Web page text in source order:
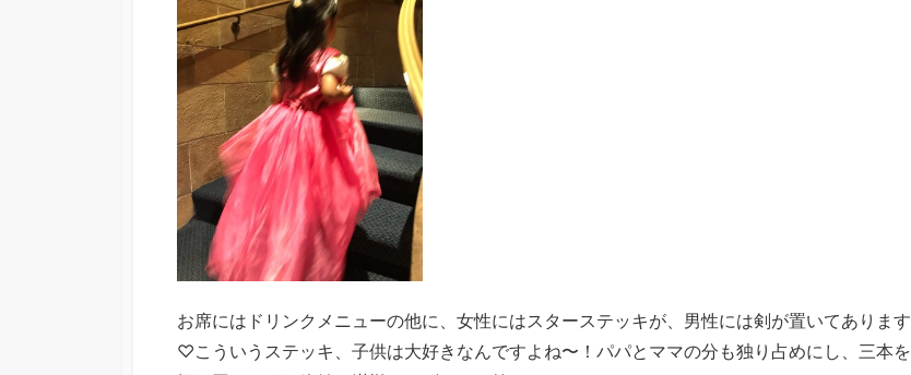
お席にはドリンクメニューの他に、女性にはスターステッキが、男性には剣が置いてあります
♡こういうステッキ、子供は大好きなんですよね〜！パパとママの分も独り占めにし、三本を